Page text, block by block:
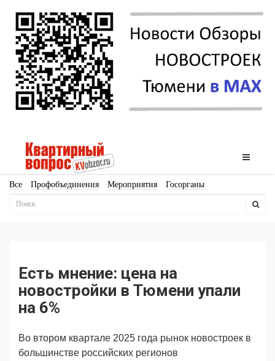
Все Профобъединения Мероприятия Госорганы
Новостройки
Поздравляем
Ещё
Есть мнение: цена на
новостройки в Тюмени упали
на 6%
Во втором квартале 2025 года рынок новостроек в
большинстве российских регионов